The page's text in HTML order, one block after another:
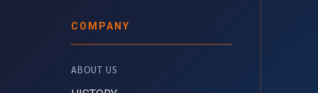
COMPANY
ABOUT US